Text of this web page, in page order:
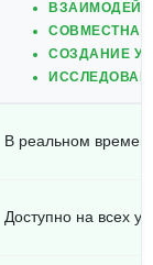
СОВМЕСТНАЯ
СОЗДАНИЕ
В реальном
Доступно на всех